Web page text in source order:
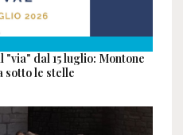
dal 15 luglio: Montone
sotto le stelle